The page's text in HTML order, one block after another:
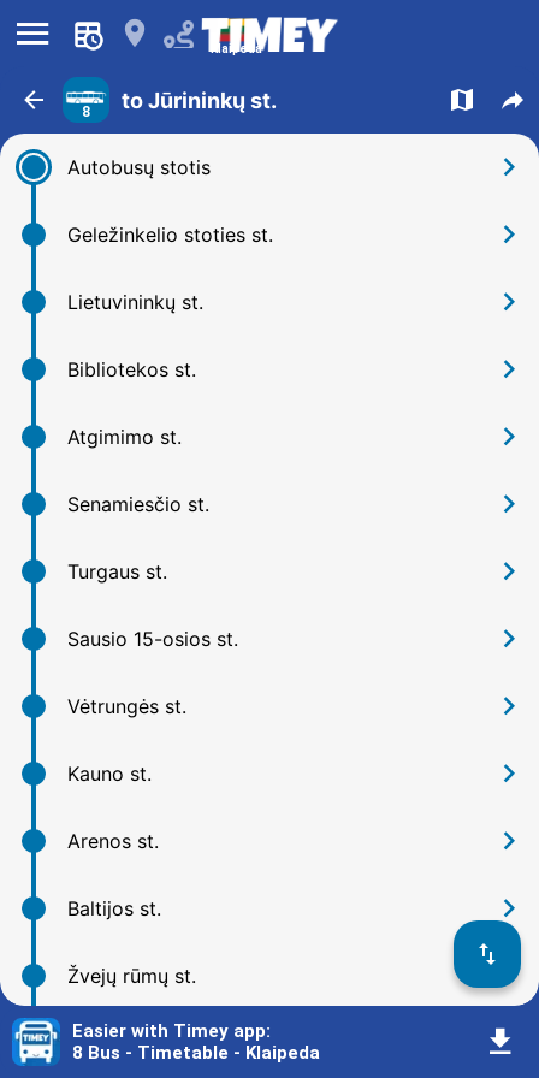
󰍜 󰍎 Klaipeda
󰁍 8 to Jūrininkų st. 󰍍 󰒖
Autobusų stotis 󰅂
Geležinkelio stoties st. 󰅂
Lietuvininkų st. 󰅂
Bibliotekos st. 󰅂
Atgimimo st. 󰅂
Senamiesčio st. 󰅂
Turgaus st. 󰅂
Sausio 15-osios st. 󰅂
Vėtrungės st. 󰅂
Kauno st. 󰅂
Arenos st. 󰅂
Baltijos st. 󰅂
Žvejų rūmų st. 󰅂
Klaipėdos miesto poliklinika 󰅂
󰓢
Easier with Timey app:
8 Bus - Timetable - Klaipeda
󰇚